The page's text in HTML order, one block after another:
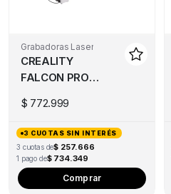
Grabadoras Laser
CREALITY
FALCON PRO
$ 772.999
3 CUOTAS SIN INTERÉS
3 cuotas de$ 257.666
1 pago de$ 734.349
Comprar